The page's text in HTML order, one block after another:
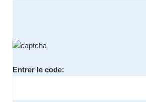
Entrer le code: